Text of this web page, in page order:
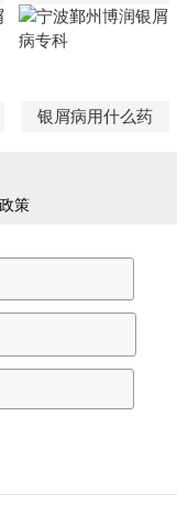
银屑病用什么药
策